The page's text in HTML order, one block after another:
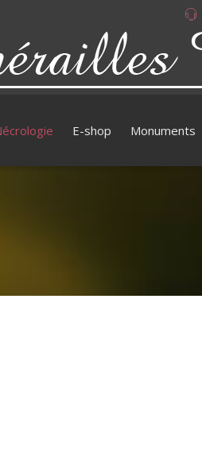
E-shop Monuments